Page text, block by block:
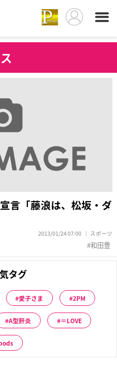
言「藤浪は、松坂・ダ
2013/01/24 07:00 スポーツ
和田豊
タグ
愛子さま 2PM
A型肝炎 ＝LOVE